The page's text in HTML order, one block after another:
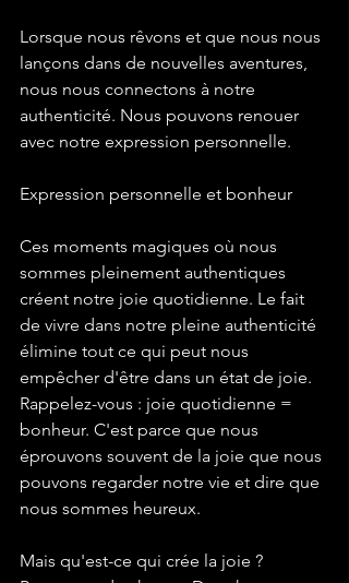
Lorsque nous rêvons et que nous nous
lançons dans de nouvelles aventures,
nous nous connectons à notre
authenticité. Nous pouvons renouer
avec notre expression personnelle.
Expression personnelle et bonheur
Ces moments magiques où nous
sommes pleinement authentiques
créent notre joie quotidienne. Le fait
de vivre dans notre pleine authenticité
élimine tout ce qui peut nous
empêcher d'être dans un état de joie.
Rappelez-vous : joie quotidienne =
bonheur. C'est parce que nous
éprouvons souvent de la joie que nous
pouvons regarder notre vie et dire que
nous sommes heureux.
Mais qu'est-ce qui crée la joie ?